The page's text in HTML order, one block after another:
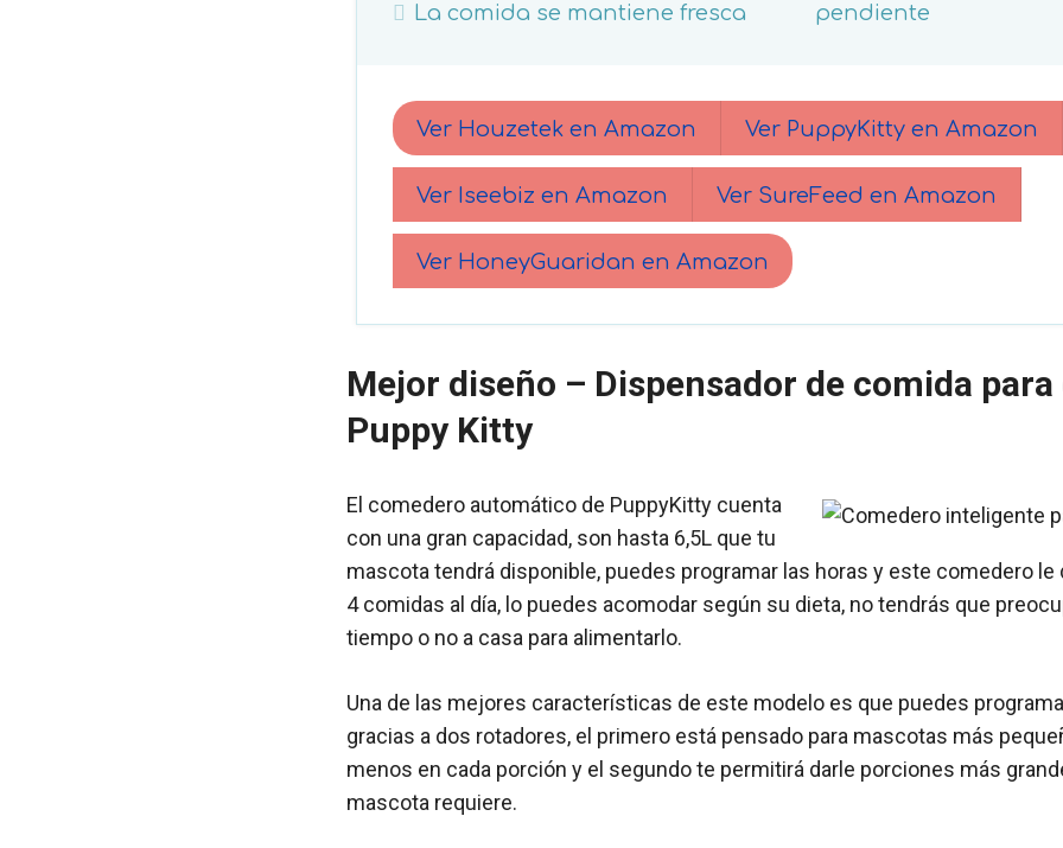
La comida se mantiene fresca
pendiente
Ver Houzetek en Amazon Ver PuppyKitty en Amazon
Ver Iseebiz en Amazon Ver SureFeed en Amazon
Ver HoneyGuaridan en Amazon
Mejor diseño – Dispensador de comida
Puppy Kitty
El comedero automático de PuppyKitty cuenta
con una gran capacidad, son hasta 6,5L que tu
mascota tendrá disponible, puedes programar las horas y este comedero le
4 comidas al día, lo puedes acomodar según su dieta, no tendrás que
tiempo o no a casa para alimentarlo.
Una de las mejores características de este modelo es que puedes
gracias a dos rotadores, el primero está pensado para mascotas más
menos en cada porción y el segundo te permitirá darle porciones más
mascota requiere.